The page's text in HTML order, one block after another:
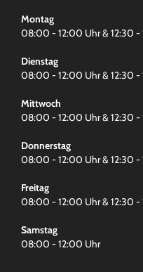
Montag
08:00 - 12:00 Uhr & 12:30 -
Dienstag
08:00 - 12:00 Uhr & 12:30 -
Mittwoch
08:00 - 12:00 Uhr & 12:30 -
Donnerstag
08:00 - 12:00 Uhr & 12:30 -
Freitag
08:00 - 12:00 Uhr & 12:30 -
Samstag
08:00 - 12:00 Uhr